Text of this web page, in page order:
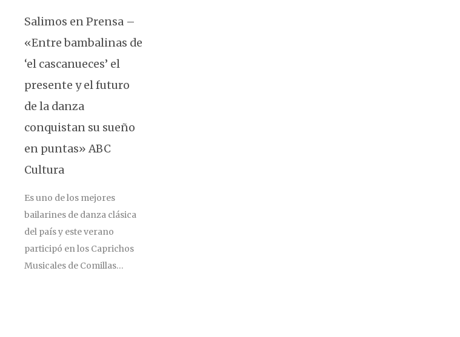
Salimos en Prensa –
«Entre bambalinas de
‘el cascanueces’ el
presente y el futuro
de la danza
conquistan su sueño
en puntas» ABC
Cultura
Es uno de los mejores
bailarines de danza clásica
del país y este verano
participó en los Caprichos
Musicales de Comillas…